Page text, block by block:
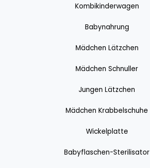
Kombikinderwagen
Babynahrung
Mädchen Lätzchen
Mädchen Schnuller
Jungen Lätzchen
Mädchen Krabbelschuhe
Wickelplatte
Babyflaschen-Sterilisator